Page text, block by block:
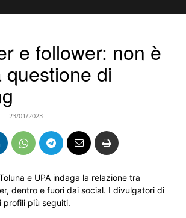
e follower: non è
questione di
- 23/01/2023
e UPA indaga la relazione tra
dentro e fuori dai social. I divulgatori di
profili più seguiti.